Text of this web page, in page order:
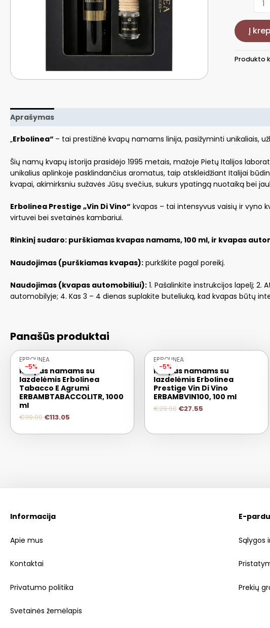
Kvapų
namams
rinkinys,
100
Į
Produkto
Aprašymas
„Erbolinea“ – tai prestižinė kvapų namams linija, pasižyminti unikaliais,
Šių namų kvapų istorija prasidėjo 1995 metais, mažoje Pietų Italijos
unikalius aplinkoje pasklindančius aromatus, taip atskleidžiant Italijai
kvapai, akimirksniu sužavės Jūsų svečius, sukurs ypatingą nuotaiką bei
Erbolinea Prestige „Vin Di Vino“ kvapas – tai intensyvus vaisių ir vyno
virtuvei bei svetainės kambariui.
Rinkinį sudaro: purškiamas kvapas namams, 100 ml, ir kvapas
Naudojimas (purškiamas kvapas): purkškite pagal poreikį.
Naudojimas (kvapas automobiliui): 1. Pašalinkite instrukcijos lapelį;
automobilyje; 4. Kas 3 – 4 dienas suplakite buteliuką, kad kvapas būtų
Panašūs produktai
-5%
-5%
ERBOLINEA
Kvapas namams su
lazdelėmis Erbolinea
Tabacco E Agrumi
ERBAMBTABACCOLITR, 1000
ml
€119.00 €113.05
-5%
-5%
ERBOLINEA
Kvapas namams su
lazdelėmis Erbolinea
Prestige Vin Di Vino
ERBAMBVIN100, 100 ml
€29.00 €27.55
Informacija
Apie mus
Kontaktai
Privatumo politika
Svetainės žemėlapis
E-
Sąlygos
Prekių